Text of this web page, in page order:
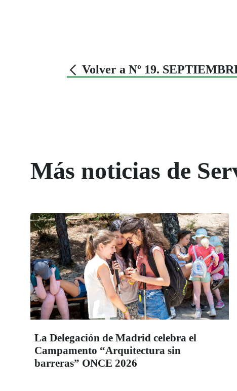
Volver a Nº 19.
Más noticias de
La Delegación de Madrid celebra el
Campamento “Arquitectura sin
barreras” ONCE 2026